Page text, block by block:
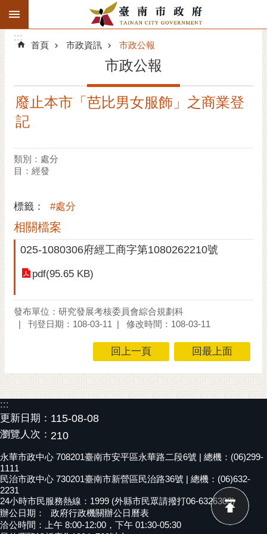
跳到主要內容區塊
搜
階
精彩府城
市府團隊
市政資訊
市民互動
偉
哲
泉
桐
花
祭
網
站
導
覽
訂
:::
:::
首頁 市政資訊 市政公報
市政公報
廢止本市「芭比男女服飾」之商業登
記
類別：處分
目：經發
標籤： #處分
相關檔案
025-1080306府經工商字第1080262210號
pdf(95.65 KB)
發布單位：研究發展考核委員會綜合規劃科
刊登日期：108-03-11
修改時間：108-03-11
回上一頁 回最上面
:::
更新日期： 115-08-08
瀏覽人次： 210
永華市政中心 708201臺南市安平區永華路二段6號 | 總機：(06)299-
1111
民治市政中心 730201臺南市新營區民治路36號 | 總機：(06)632-
2231
24小時市民服務熱線：1999 (外縣市民眾請撥打06-6326303)
辦公日期：
政府行政機關辦公日曆表
洽公時間：上午 8:00-12:00，下午 01:30-05:30